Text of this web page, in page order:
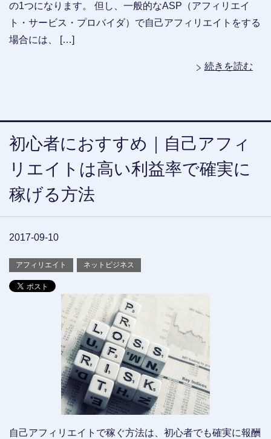
の1つになります。 但し、一般的なASP（アフィリエイ
ト・サービス・プロバイダ）で自己アフィリエイトをする
場合には、 […]
続きを読む
初心者におすすめ｜自己アフィ
リエイトは高い利益率で確実に
稼げる方法
2017-09-10
アフィリエイト ネットビジネス
自己アフィリエイトで稼ぐ方法は、初心者でも確実に報酬